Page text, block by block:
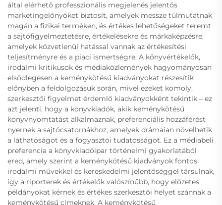
által elérhető professzionális megjelenés jelentős
marketingelőnyöket biztosít, amelyek messze túlmutatnak
magán a fizikai terméken, és értékes lehetőségeket teremt
a sajtófigyelmeztetésre, értékelésekre és márkaképzésre,
amelyek közvetlenül hatással vannak az értékesítési
teljesítményre és a piaci ismertségre. A könyvértékelők,
irodalmi kritikusok és médiaközlemények hagyományosan
elsődlegesen a keménykötésű kiadványokat részesítik
előnyben a feldolgozásuk során, mivel ezeket komoly,
szerkesztői figyelmet érdemlő kiadványokként tekintik – ez
azt jelenti, hogy a könyvkiadók, akik keménykötésű
könyvnyomtatást alkalmaznak, preferenciális hozzáférést
nyernek a sajtócsatornákhoz, amelyek drámaian növelhetik
a láthatóságot és a fogyasztói tudatosságot. Ez a médiabeli
preferencia a könyvkiadóipar történelmi gyakorlatából
ered, amely szerint a keménykötésű kiadványok fontos
irodalmi művekkel és kereskedelmi jelentőséggel társulnak,
így a riporterek és értékelők valószínűbb, hogy előzetes
példányokat kérnek és értékes szerkesztői helyet szánnak a
keménykötésű címeknek. A keménykötésű